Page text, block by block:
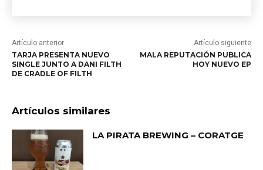
Artículo anterior
TARJA PRESENTA NUEVO
SINGLE JUNTO A DANI FILTH
DE CRADLE OF FILTH
Artículo siguiente
MALA REPUTACIÓN PUBLICA
HOY NUEVO EP
Artículos similares
LA PIRATA BREWING – CORATGE